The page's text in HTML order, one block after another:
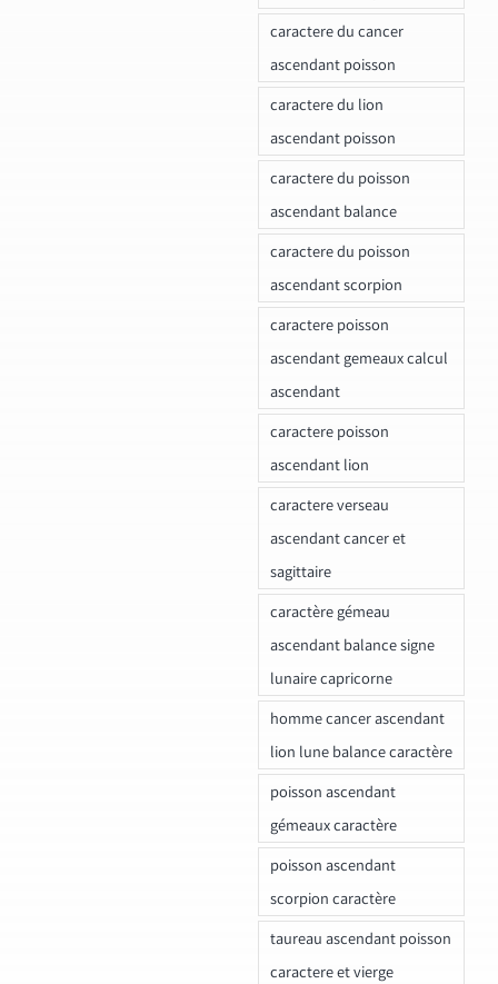
caractere du cancer
ascendant poisson
caractere du lion
ascendant poisson
caractere du poisson
ascendant balance
caractere du poisson
ascendant scorpion
caractere poisson
ascendant gemeaux calcul
ascendant
caractere poisson
ascendant lion
caractere verseau
ascendant cancer et
sagittaire
caractère gémeau
ascendant balance signe
lunaire capricorne
homme cancer ascendant
lion lune balance caractère
poisson ascendant
gémeaux caractère
poisson ascendant
scorpion caractère
taureau ascendant poisson
caractere et vierge